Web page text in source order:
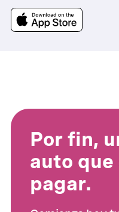
Por fin,
auto que
pagar.